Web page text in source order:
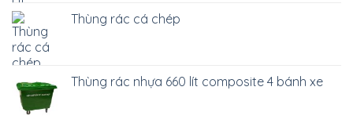
Thùng rác cá chép
Thùng rác nhựa 660 lít composite 4 bánh xe